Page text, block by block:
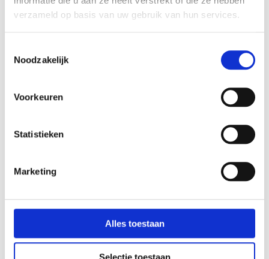
verzameld op basis van uw gebruik van hun services.
Noodzakelijk
Voorkeuren
Statistieken
Marketing
Alles toestaan
bedacht zijn! Hoe dit precies werkte, dat ga je ontdekken
Stelling van Amsterdam